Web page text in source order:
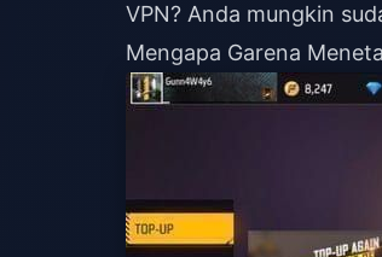
VPN? Anda mungkin
Mengapa Garena